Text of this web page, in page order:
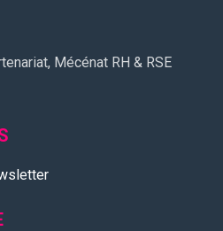
Mécénat RH & RSE